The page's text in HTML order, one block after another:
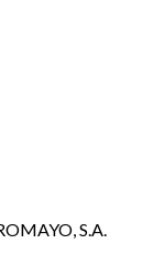
S.A.